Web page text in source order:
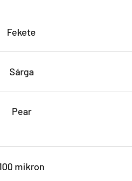
Fekete
Sárga
Pear
mikron